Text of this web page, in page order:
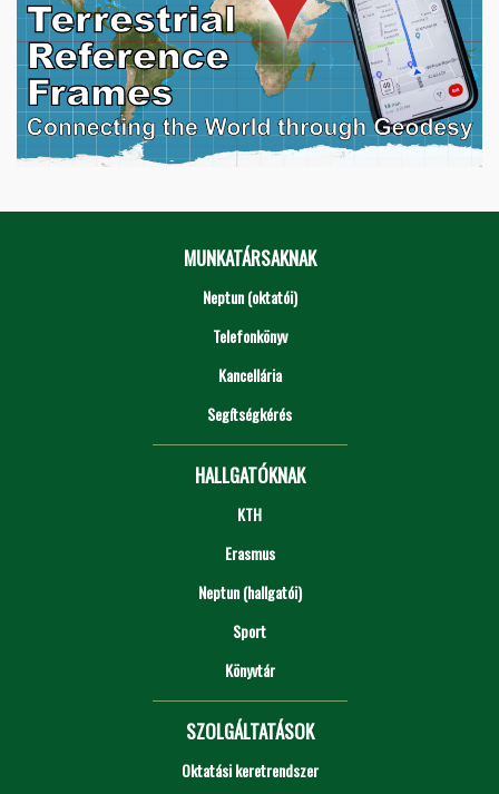
MUNKATÁRSAKNAK
Neptun (oktatói)
Telefonkönyv
Kancellária
Segítségkérés
HALLGATÓKNAK
KTH
Erasmus
Neptun (hallgatói)
Sport
Könyvtár
SZOLGÁLTATÁSOK
Oktatási keretrendszer